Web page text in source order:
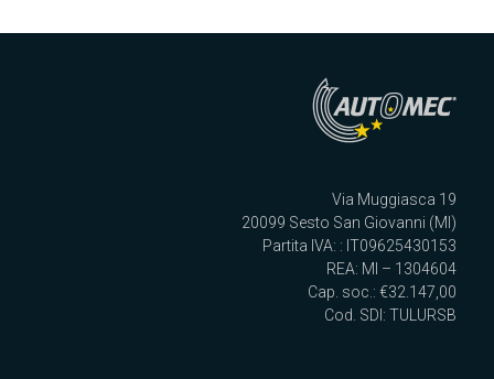
Via Muggiasca 19
20099 Sesto San Giovanni (MI)
Partita IVA: : IT09625430153
REA: MI – 1304604
Cap. soc.: €32.147,00
Cod. SDI: TULURSB